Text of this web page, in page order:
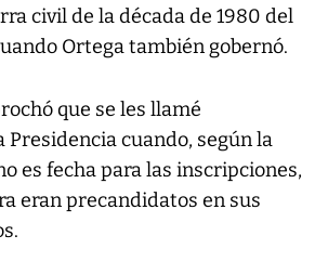
civil de la década de 1980 del
Ortega también gobernó.
que se les llamé
Presidencia cuando, según la
es fecha para las inscripciones,
eran precandidatos en sus